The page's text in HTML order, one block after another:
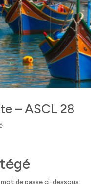
– ASCL 28
de passe ci-dessous: